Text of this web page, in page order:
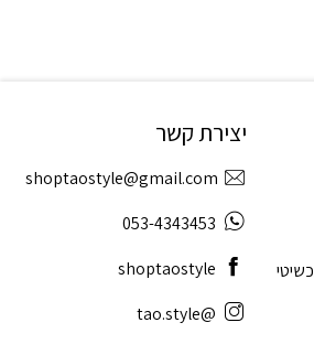
יצירת קשר
shoptaostyle@gmail.com
053-4343453
shoptaostyle
@tao.style